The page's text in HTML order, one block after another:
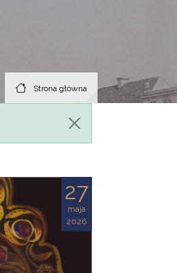
Strona główna
27
maja
2026